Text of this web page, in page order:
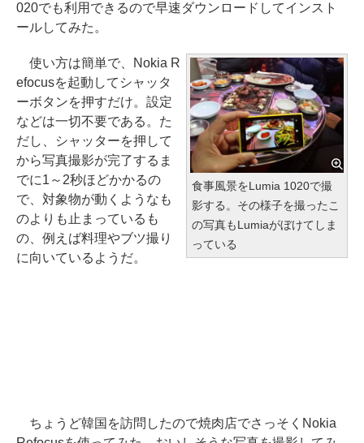
020でも利用できるので早速ダウンロードしてインスト
ールしてみた。
食事風景をLumia 1020で撮
影する。その様子を撮ったこ
の写真もLumiaがぼけてしま
っている
使い方は簡単で、Nokia R
efocusを起動してシャッタ
ーボタンを押すだけ。設定
などは一切不要である。た
だし、シャッターを押して
から写真撮影が完了するま
でに1～2秒ほどかかるの
で、対象物が動くようなも
のよりも止まっているも
の、例えば料理やブツ撮り
に向いているようだ。
ちょうど韓国を訪問したので焼肉店でさっそくNokia